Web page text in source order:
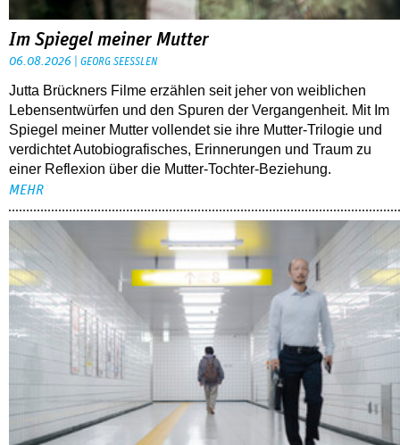
Im Spiegel meiner Mutter
06.08.2026 GEORG SEESSLEN
Jutta Brückners Filme erzählen seit jeher von weiblichen
Lebensentwürfen und den Spuren der Vergangenheit. Mit Im
Spiegel meiner Mutter vollendet sie ihre Mutter-Trilogie und
verdichtet Autobiografisches, Erinnerungen und Traum zu
einer Reflexion über die Mutter-Tochter-Beziehung.
MEHR